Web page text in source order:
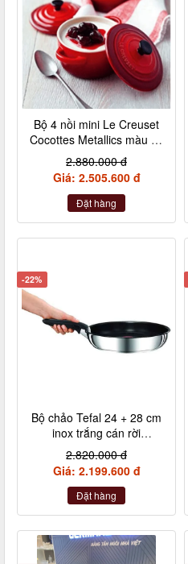
Bộ 4 nồi mini Le Creuset
Cocottes Metallics màu đỏ
cherry 10cm
2.880.000 đ
Giá: 2.505.600 đ
Đặt hàng
-22%
Bộ chảo Tefal 24 + 28 cm
inox trắng cán rời
L9409202
2.820.000 đ
Giá: 2.199.600 đ
Đặt hàng